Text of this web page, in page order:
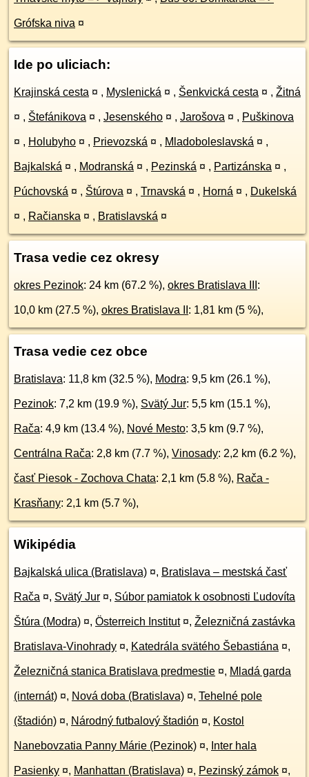
Grófska niva ¤
Ide po uliciach:
Krajinská cesta ¤ , Myslenická ¤ , Šenkvická cesta ¤ , Žitná
¤ , Štefánikova ¤ , Jesenského ¤ , Jarošova ¤ , Puškinova
¤ , Holubyho ¤ , Prievozská ¤ , Mladoboleslavská ¤ ,
Bajkalská ¤ , Modranská ¤ , Pezinská ¤ , Partizánska ¤ ,
Púchovská ¤ , Štúrova ¤ , Trnavská ¤ , Horná ¤ , Dukelská
¤ , Račianska ¤ , Bratislavská ¤
Trasa vedie cez okresy
okres Pezinok: 24 km (67.2 %), okres Bratislava III :
10,0 km (27.5 %), okres Bratislava II : 1,81 km (5 %),
Trasa vedie cez obce
Bratislava: 11,8 km (32.5 %), Modra: 9,5 km (26.1 %),
Pezinok: 7,2 km (19.9 %), Svätý Jur: 5,5 km (15.1 %),
Rača: 4,9 km (13.4 %), Nové Mesto: 3,5 km (9.7 %),
Centrálna Rača: 2,8 km (7.7 %), Vinosady: 2,2 km (6.2 %),
časť Piesok - Zochova Chata: 2,1 km (5.8 %), Rača -
Krasňany: 2,1 km (5.7 %),
Wikipédia
Bajkalská ulica (Bratislava) ¤, Bratislava – mestská časť
Rača ¤, Svätý Jur ¤, Súbor pamiatok k osobnosti Ľudovíta
Štúra (Modra) ¤, Österreich Institut ¤, Železničná zastávka
Bratislava-Vinohrady ¤, Katedrála svätého Šebastiána ¤,
Železničná stanica Bratislava predmestie ¤, Mladá garda
(internát) ¤, Nová doba (Bratislava) ¤, Tehelné pole
(štadión) ¤, Národný futbalový štadión ¤, Kostol
Nanebovzatia Panny Márie (Pezinok) ¤, Inter hala
Pasienky ¤, Manhattan (Bratislava) ¤, Pezinský zámok ¤,